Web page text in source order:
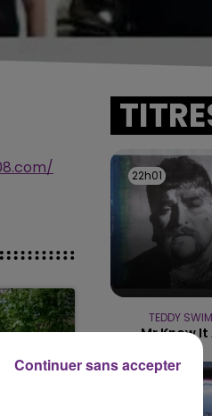
LE
22h01
22h01
TEDDY
Mr Know It
Continuer sans accepter